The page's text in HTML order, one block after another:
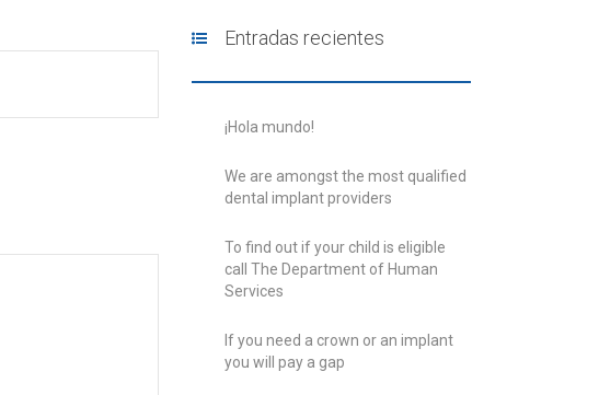
Entradas recientes
¡Hola mundo!
We are amongst the most qualified
dental implant providers
To find out if your child is eligible
call The Department of Human
Services
If you need a crown or an implant
you will pay a gap